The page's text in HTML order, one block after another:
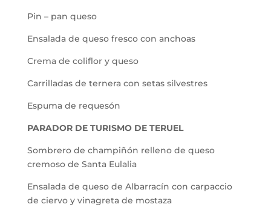
Pin – pan queso
Ensalada de queso fresco con anchoas
Crema de coliflor y queso
Carrilladas de ternera con setas silvestres
Espuma de requesón
PARADOR DE TURISMO DE TERUEL
Sombrero de champiñón relleno de queso
cremoso de Santa Eulalia
Ensalada de queso de Albarracín con carpaccio
de ciervo y vinagreta de mostaza